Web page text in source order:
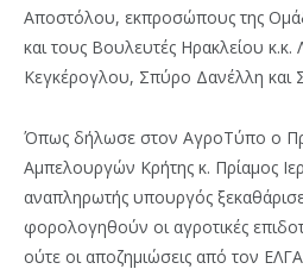
Αποστόλου, εκπροσώπους της
και τους Βουλευτές Ηρακλείου
Κεγκέρογλου, Σπύρο Δανέλλη και
Όπως δήλωσε στον ΑγροΤύπο ο
Αμπελουργών Κρήτης κ. Πρίαμος
αναπληρωτής υπουργός
φορολογηθούν οι αγροτικές
ούτε οι αποζημιώσεις από τον